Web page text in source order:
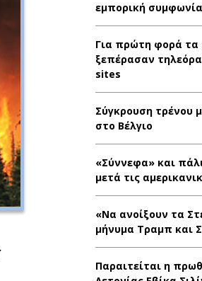
εμπορική
Για πρώτη φορά τα
ξεπέρασαν
sites
Σύγκρουση τρένου
στο Βέλγιο
«Σύννεφα» και
μετά τις
«Να ανοίξουν τα
μήνυμα Τραμπ και
Παραιτείται η